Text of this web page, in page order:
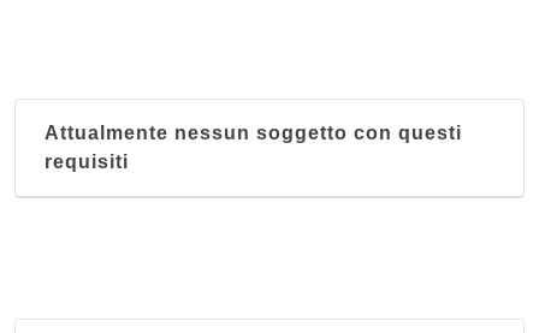
Attualmente nessun soggetto con questi
requisiti